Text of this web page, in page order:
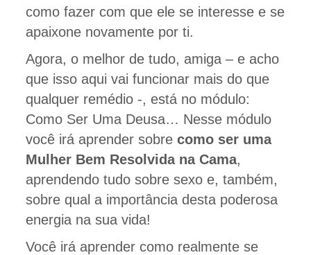
como fazer com que ele se interesse e se
apaixone novamente por ti.
Agora, o melhor de tudo, amiga – e acho
que isso aqui vai funcionar mais do que
qualquer remédio -, está no módulo:
Como Ser Uma Deusa… Nesse módulo
você irá aprender sobrecomo ser uma
Mulher Bem Resolvida na Cama,
aprendendo tudo sobre sexo e, também,
sobre qual a importância desta poderosa
energia na sua vida!
Você irá aprender como realmente se